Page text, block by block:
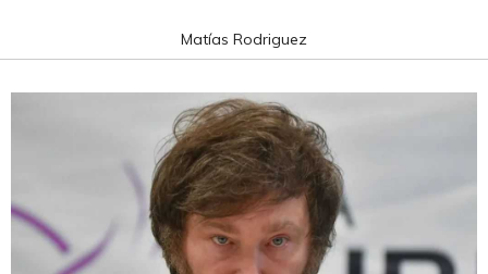
Matías Rodriguez